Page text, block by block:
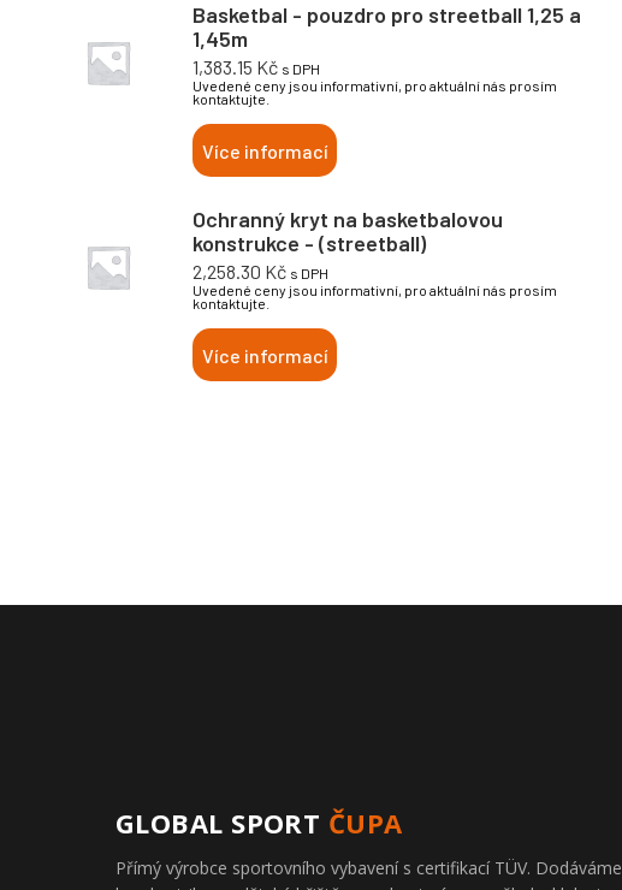
Basketbal - pouzdro pro streetball 1,25 a
1,45m
1,383.15 Kč s DPH
Uvedené ceny jsou informativní, pro aktuální nás prosím
kontaktujte.
Více informací
Ochranný kryt na basketbalovou
konstrukce - (streetball)
2,258.30 Kč s DPH
Uvedené ceny jsou informativní, pro aktuální nás prosím
kontaktujte.
Více informací
GLOBAL SPORT ČUPA
Přímý výrobce sportovního vybavení s certifikací TÜV. Dodáváme